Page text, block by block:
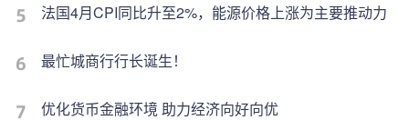
法国4月CPI同比升至2%，能源价格上涨为主要推动力
最忙城商行行长诞生！
优化货币金融环境 助力经济向好向优